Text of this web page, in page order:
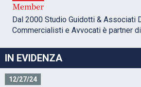
Dal 2000 Studio Guidotti & Associati
Commercialisti e Avvocati è partner di
IN EVIDENZA
12/27/24